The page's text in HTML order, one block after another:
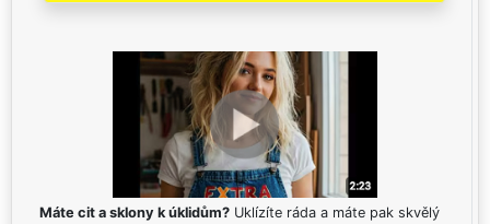
Máte cit a sklony k úklidům? Uklízíte ráda a máte pak skvělý